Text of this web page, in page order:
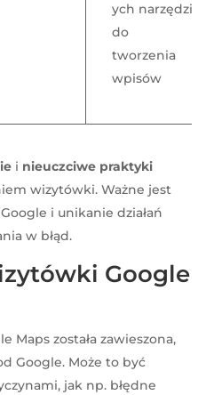
ych narzędzi
do
tworzenia
wpisów
i nieuczciwe praktyki
wizytówki. Ważne jest
i unikanie działań
w błąd.
Google
Maps została zawieszona,
Google. Może to być
jak np. błędne